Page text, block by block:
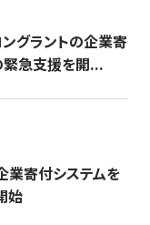
グラントの企業寄
緊急支援を開...
業寄付システムを
始